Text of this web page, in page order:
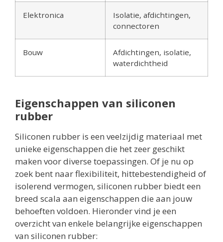
Elektronica
Isolatie, afdichtingen,
connectoren
Bouw
Afdichtingen, isolatie,
waterdichtheid
Eigenschappen van siliconen
rubber
Siliconen rubber is een veelzijdig materiaal met
unieke eigenschappen die het zeer geschikt
maken voor diverse toepassingen. Of je nu op
zoek bent naar flexibiliteit, hittebestendigheid of
isolerend vermogen, siliconen rubber biedt een
breed scala aan eigenschappen die aan jouw
behoeften voldoen. Hieronder vind je een
overzicht van enkele belangrijke eigenschappen
van siliconen rubber: